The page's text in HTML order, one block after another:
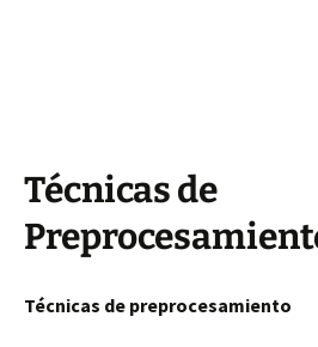
Técnicas de
Técnicas de preprocesamiento